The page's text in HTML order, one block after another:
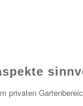
privaten